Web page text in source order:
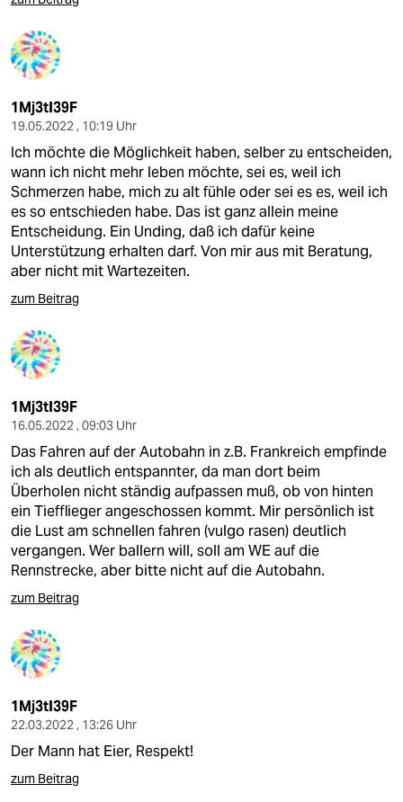
1Mj3tI39F
19.05.2022 , 10:19 Uhr
Ich möchte die Möglichkeit haben, selber zu entscheiden,
wann ich nicht mehr leben möchte, sei es, weil ich
Schmerzen habe, mich zu alt fühle oder sei es es, weil ich
es so entschieden habe. Das ist ganz allein meine
Entscheidung. Ein Unding, daß ich dafür keine
Unterstützung erhalten darf. Von mir aus mit Beratung,
aber nicht mit Wartezeiten.
zum Beitrag
1Mj3tI39F
16.05.2022 , 09:03 Uhr
Das Fahren auf der Autobahn in z.B. Frankreich empfinde
ich als deutlich entspannter, da man dort beim
Überholen nicht ständig aufpassen muß, ob von hinten
ein Tiefflieger angeschossen kommt. Mir persönlich ist
die Lust am schnellen fahren (vulgo rasen) deutlich
vergangen. Wer ballern will, soll am WE auf die
Rennstrecke, aber bitte nicht auf die Autobahn.
zum Beitrag
1Mj3tI39F
22.03.2022 , 13:26 Uhr
Der Mann hat Eier, Respekt!
zum Beitrag